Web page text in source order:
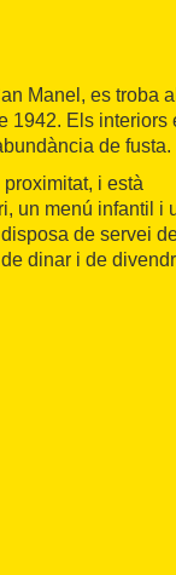
Manel, es troba
1942. Els interiors
de fusta.
i està
un menú infantil i
de servei
dinar i de